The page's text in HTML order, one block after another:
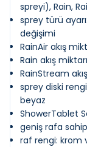
spreyi), Rain,
sprey türü
değişimi
RainAir akış
Rain akış
RainStream
sprey diski
beyaz
ShowerTablet
geniş rafa sahip
raf rengi: krom